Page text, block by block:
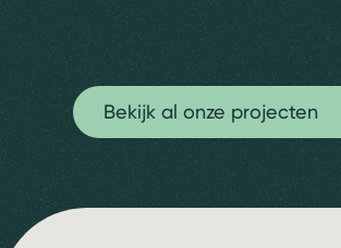
Bekijk al onze projecten